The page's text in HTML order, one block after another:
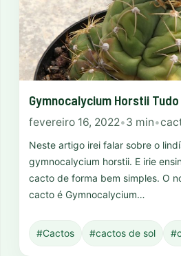
Gymnocalycium Horstii
fevereiro 16, 2022•3 min•
Neste artigo irei falar sobre o
gymnocalycium horstii. E irie
cacto de forma bem simples. O
cacto é Gymnocalycium…
#Cactos #cactos de sol